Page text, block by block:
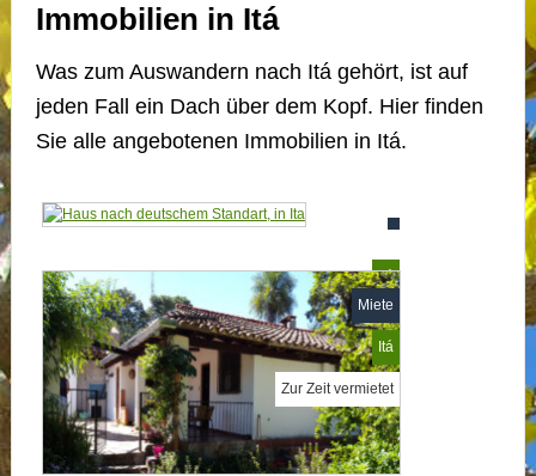
Immobilien in Itá
Was zum Auswandern nach Itá gehört, ist auf
jeden Fall ein Dach über dem Kopf. Hier finden
Sie alle angebotenen Immobilien in Itá.
Itá
MP673906
Miete
Itá
Zur Zeit vermietet